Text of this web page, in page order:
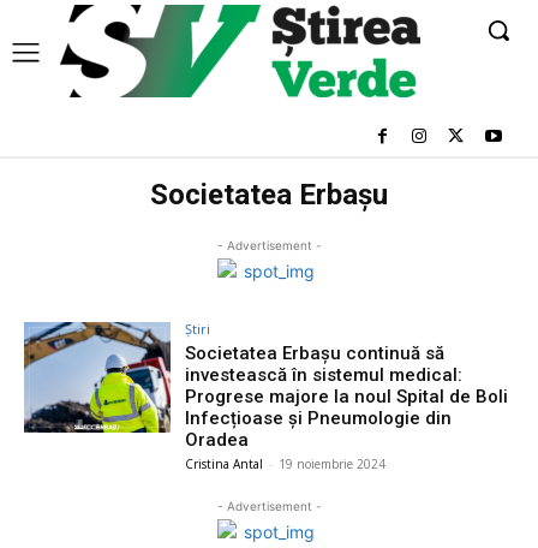
Societatea Erbașu
- Advertisement -
Știri
Societatea Erbașu continuă să
investească în sistemul medical:
Progrese majore la noul Spital de Boli
Infecțioase și Pneumologie din
Oradea
Cristina Antal - 19 noiembrie 2024
- Advertisement -